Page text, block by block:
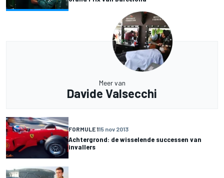
Meer van
Davide Valsecchi
FORMULE 115 nov 2013
Achtergrond: de wisselende successen van
invallers